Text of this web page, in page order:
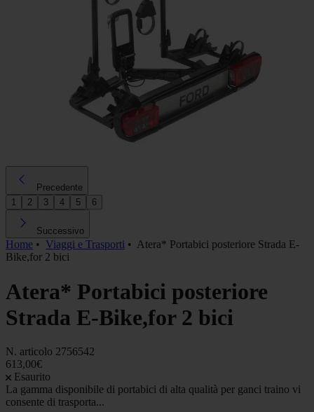
Precedente
1
2 3 4 5 6
Successivo
Home • Viaggi e Trasporti • Atera* Portabici posteriore Strada E-
Bike,for 2 bici
Atera* Portabici posteriore
Strada E-Bike,for 2 bici
N. articolo 2756542
613,00€
Esaurito
La gamma disponibile di portabici di alta qualità per ganci traino vi
consente di trasporta...